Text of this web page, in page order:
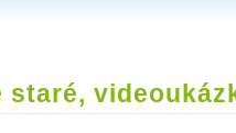
staré,